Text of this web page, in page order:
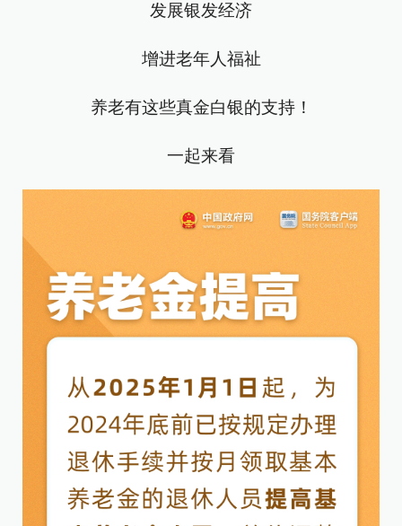
发展银发经济
增进老年人福祉
养老有这些真金白银的支持！
一起来看